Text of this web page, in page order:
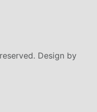
Design by